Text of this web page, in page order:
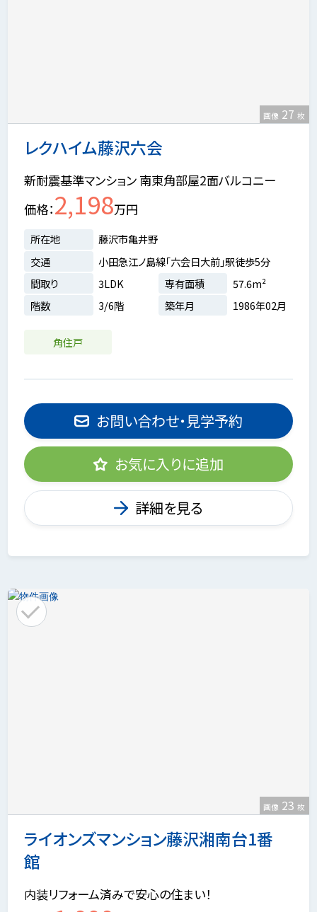
レクハイム藤沢六会
画像 27 枚
新耐震基準マンション 南東角部屋2面バルコニー
価格 2,198万円
所在地
藤沢市亀井野
交通
小田急江ノ島線「六会日大前」駅徒歩5分
間取り
3LDK 専有面積
57.6m²
階数
3/6階 築年月 1986年02月
角住戸
お問い合わせ・見学予約
お気に入りに追加
詳細を見る
ライオンズマンション藤沢湘南台1番
館
画像 23 枚
内装リフォーム済みで安心の住まい！